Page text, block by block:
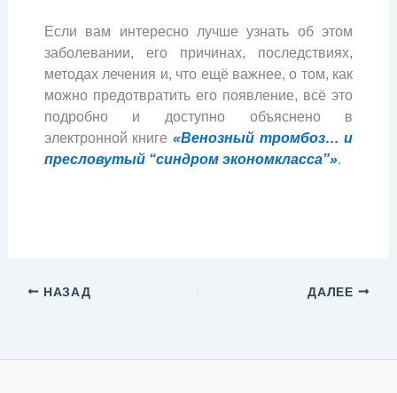
Если вам интересно лучше узнать об этом
заболевании, его причинах, последствиях,
методах лечения и, что ещё важнее, о том, как
можно предотвратить его появление, всё это
подробно и доступно объяснено в
электронной книге «Венозный тромбоз… и
пресловутый “синдром экономкласса”».
НАЗАД ДАЛЕЕ